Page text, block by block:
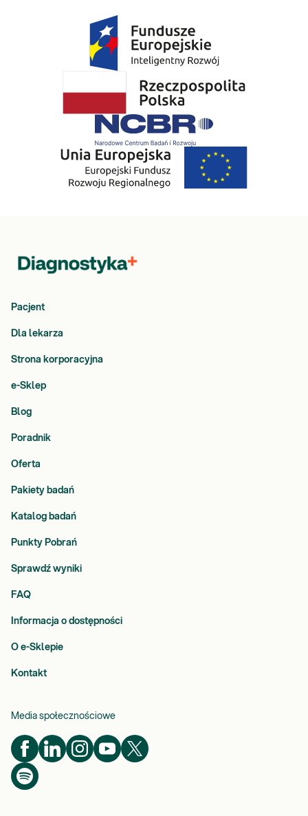
Pacjent
Dla lekarza
Strona korporacyjna
e-Sklep
Blog
Poradnik
Oferta
Pakiety badań
Katalog badań
Punkty Pobrań
Sprawdź wyniki
FAQ
Informacja o dostępności
O e-Sklepie
Kontakt
Media społecznościowe